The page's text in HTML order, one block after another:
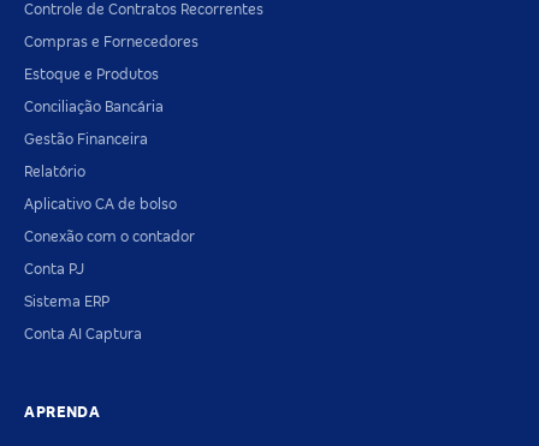
Controle de Contratos Recorrentes
Compras e Fornecedores
Estoque e Produtos
Conciliação Bancária
Gestão Financeira
Relatório
Aplicativo CA de bolso
Conexão com o contador
Conta PJ
Sistema ERP
Conta AI Captura
APRENDA